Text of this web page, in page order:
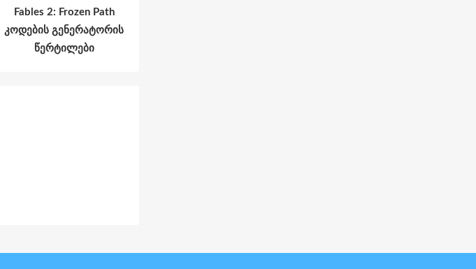
Fables 2: Frozen Path
კოდების გენერატორის
წერტილები